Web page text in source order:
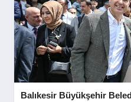
Balıkesir Büyükşehir